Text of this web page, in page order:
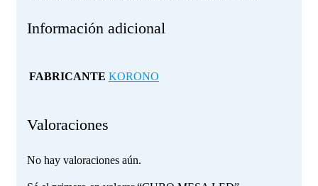
Información adicional
FABRICANTE KORONO
Valoraciones
No hay valoraciones aún.